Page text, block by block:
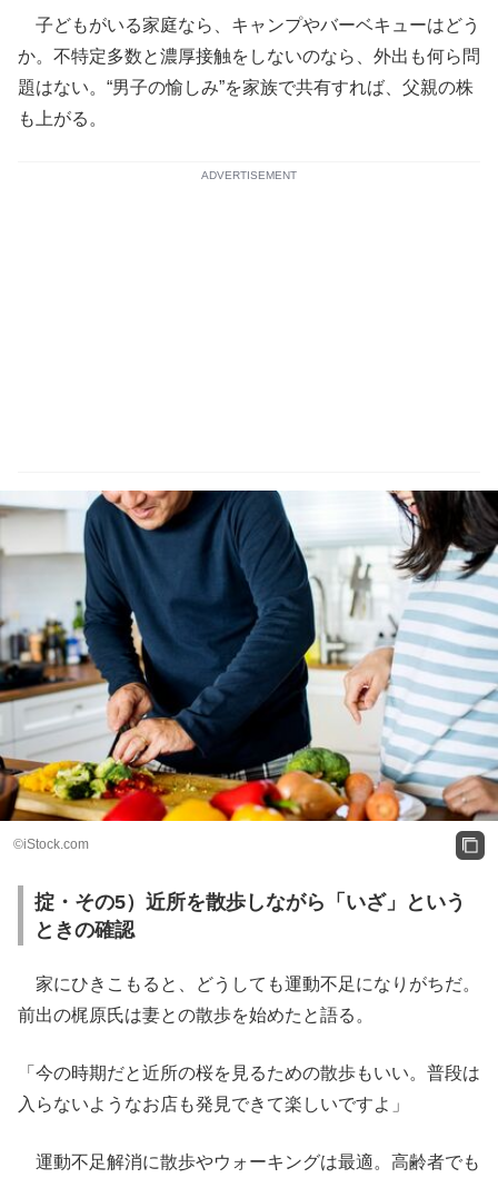
子どもがいる家庭なら、キャンプやバーベキューはどう
か。不特定多数と濃厚接触をしないのなら、外出も何ら問
題はない。“男子の愉しみ”を家族で共有すれば、父親の株
も上がる。
ADVERTISEMENT
©iStock.com
掟・その5）近所を散歩しながら「いざ」という
ときの確認
家にひきこもると、どうしても運動不足になりがちだ。
前出の梶原氏は妻との散歩を始めたと語る。
「今の時期だと近所の桜を見るための散歩もいい。普段は
入らないようなお店も発見できて楽しいですよ」
運動不足解消に散歩やウォーキングは最適。高齢者でも